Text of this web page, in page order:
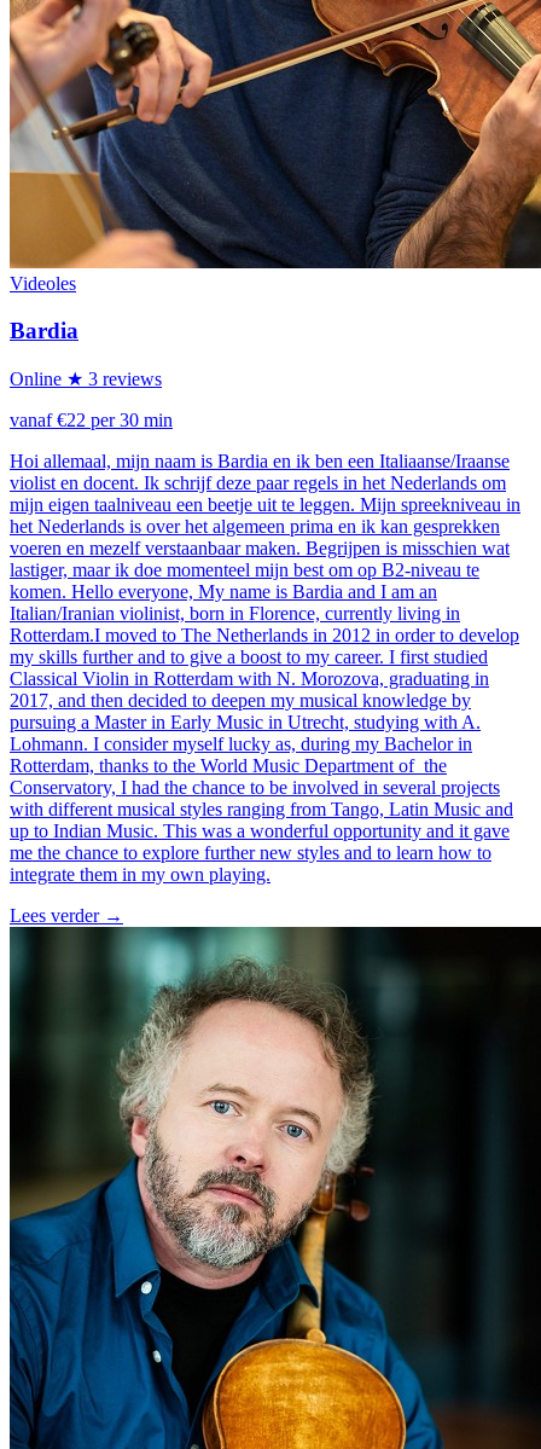
Videoles
Bardia
Online ★ 3 reviews
vanaf €22 per 30 min
Hoi allemaal, mijn naam is Bardia en ik ben een Italiaanse/Iraanse
violist en docent. Ik schrijf deze paar regels in het Nederlands om
mijn eigen taalniveau een beetje uit te leggen. Mijn spreekniveau in
het Nederlands is over het algemeen prima en ik kan gesprekken
voeren en mezelf verstaanbaar maken. Begrijpen is misschien wat
lastiger, maar ik doe momenteel mijn best om op B2-niveau te
komen. Hello everyone, My name is Bardia and I am an
Italian/Iranian violinist, born in Florence, currently living in
Rotterdam.I moved to The Netherlands in 2012 in order to develop
my skills further and to give a boost to my career. I first studied
Classical Violin in Rotterdam with N. Morozova, graduating in
2017, and then decided to deepen my musical knowledge by
pursuing a Master in Early Music in Utrecht, studying with A.
Lohmann. I consider myself lucky as, during my Bachelor in
Rotterdam, thanks to the World Music Department of the
Conservatory, I had the chance to be involved in several projects
with different musical styles ranging from Tango, Latin Music and
up to Indian Music. This was a wonderful opportunity and it gave
me the chance to explore further new styles and to learn how to
integrate them in my own playing.
Lees verder →